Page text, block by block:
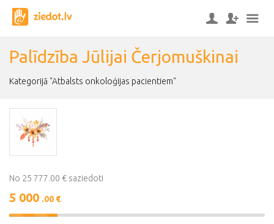
Palīdzība Jūlijai Čerjomuškinai
Kategorijā "Atbalsts onkoloģijas pacientiem"
No 25 777.00 € saziedoti
5 000 .00 €
19%